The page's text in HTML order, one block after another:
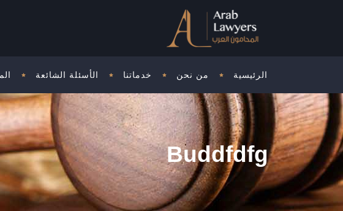
الرئيسية من نحن خدماتنا الأسئلة الشائعة
Buddfdfg